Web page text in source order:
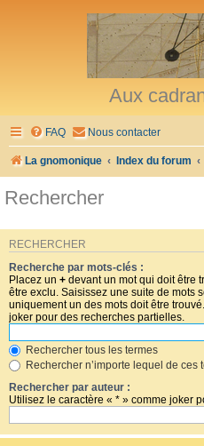
Aux
FAQ Nous contacter
La gnomonique Index du forum
Rechercher
RECHERCHER
Recherche par mots-clés :
Placez un + devant un mot qui doit être
être exclu. Saisissez une suite de mots
uniquement un des mots doit être
joker pour des recherches partielles.
Rechercher tous les termes
Rechercher n’importe lequel de ces
Rechercher par auteur :
Utilisez le caractère « * » comme joker